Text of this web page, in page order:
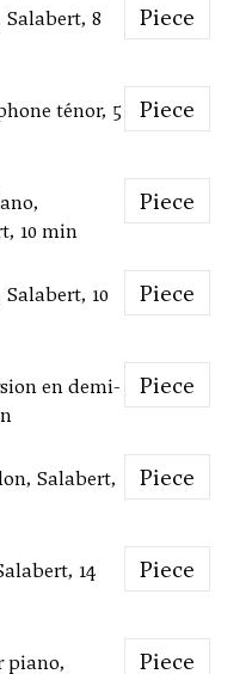
8
Piece
ténor, 5
Piece
10 min
Piece
10
Piece
en demi-
Piece
Salabert,
Piece
14
Piece
piano, Piece